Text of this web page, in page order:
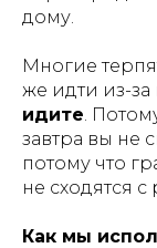
дому.
Многие
же идти из-за
идите.
завтра вы не
потому что
не сходятся
Как мы